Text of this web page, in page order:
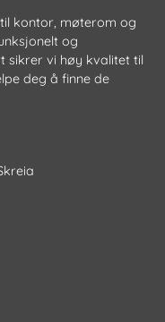
kontor, møterom og
og
sikrer vi høy kvalitet til
deg å finne de